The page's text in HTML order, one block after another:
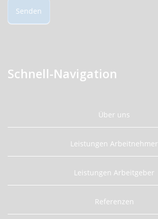
Senden
Schnell-Navigation
Über uns
Leistungen Arbeitnehmer
Leistungen Arbeitgeber
Referenzen